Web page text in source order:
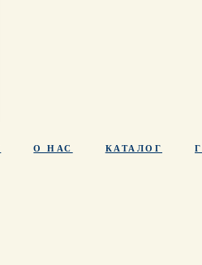
О НАС КАТАЛОГ